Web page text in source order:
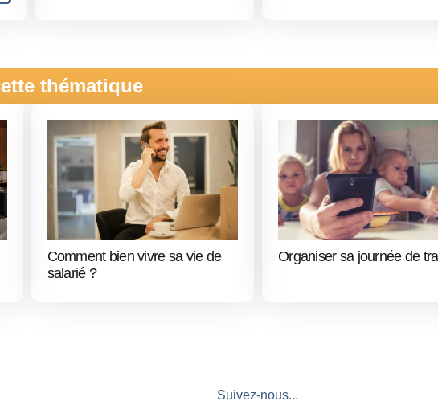
thématique
Comment bien vivre sa vie de
salarié ?
Organiser sa journée de
Suivez-nous...